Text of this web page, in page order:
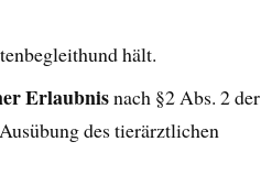
hält.
Erlaubnisnach §2 Abs. 2 der
des tierärztlichen